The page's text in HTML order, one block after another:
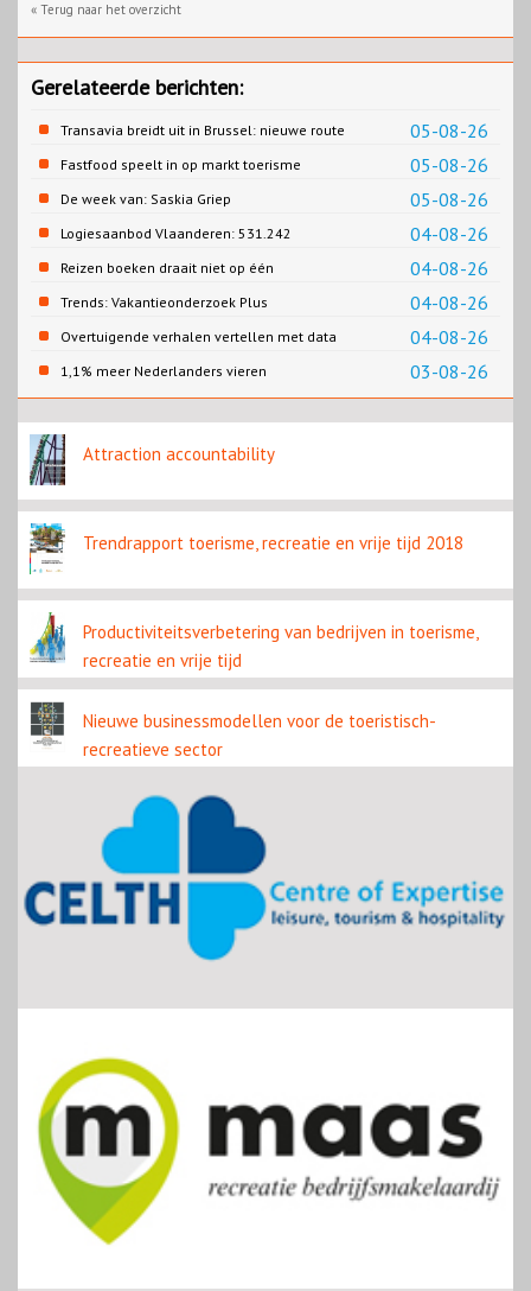
« Terug naar het overzicht
Gerelateerde berichten:
05-08-26
Transavia breidt uit in Brussel: nieuwe route
naar Porto
05-08-26
Fastfood speelt in op markt toerisme
05-08-26
De week van: Saskia Griep
04-08-26
Logiesaanbod Vlaanderen: 531.242
slaapplaatsen
04-08-26
Reizen boeken draait niet op één
contentbron
04-08-26
Trends: Vakantieonderzoek Plus
04-08-26
Overtuigende verhalen vertellen met data
03-08-26
1,1% meer Nederlanders vieren
zomervakantie in Turkije
Attraction accountability
Trendrapport toerisme, recreatie en vrije tijd 2018
Productiviteitsverbetering van bedrijven in toerisme,
recreatie en vrije tijd
Nieuwe businessmodellen voor de toeristisch-
recreatieve sector